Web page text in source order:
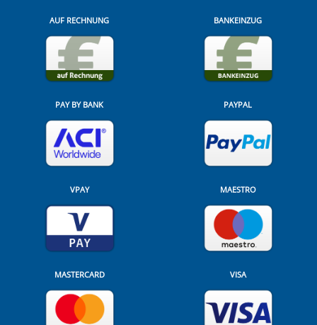
AUF RECHNUNG BANKEINZUG
PAY BY BANK PAYPAL
VPAY MAESTRO
MASTERCARD VISA